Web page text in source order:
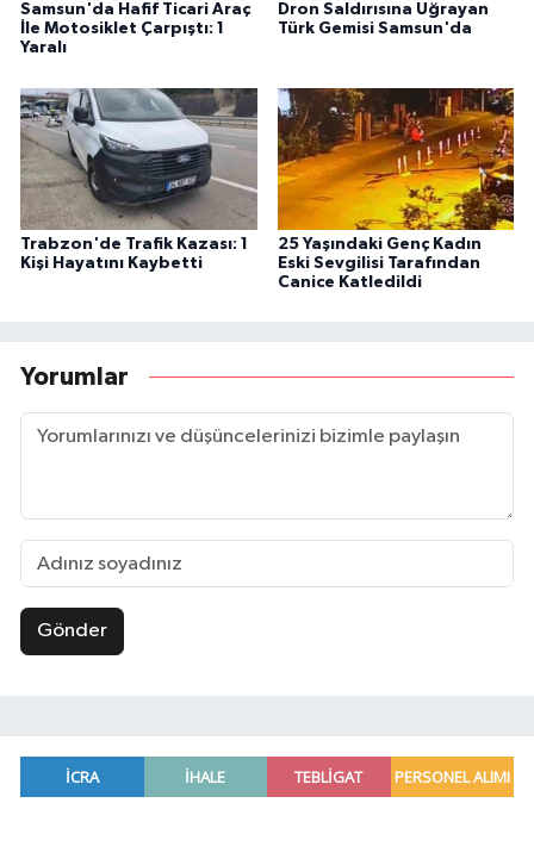
Samsun'da Hafif Ticari Araç
İle Motosiklet Çarpıştı: 1
Yaralı
Dron Saldırısına Uğrayan
Türk Gemisi Samsun'da
Trabzon'de Trafik Kazası: 1
Kişi Hayatını Kaybetti
25 Yaşındaki Genç Kadın
Eski Sevgilisi Tarafından
Canice Katledildi
Yorumlar
Gönder